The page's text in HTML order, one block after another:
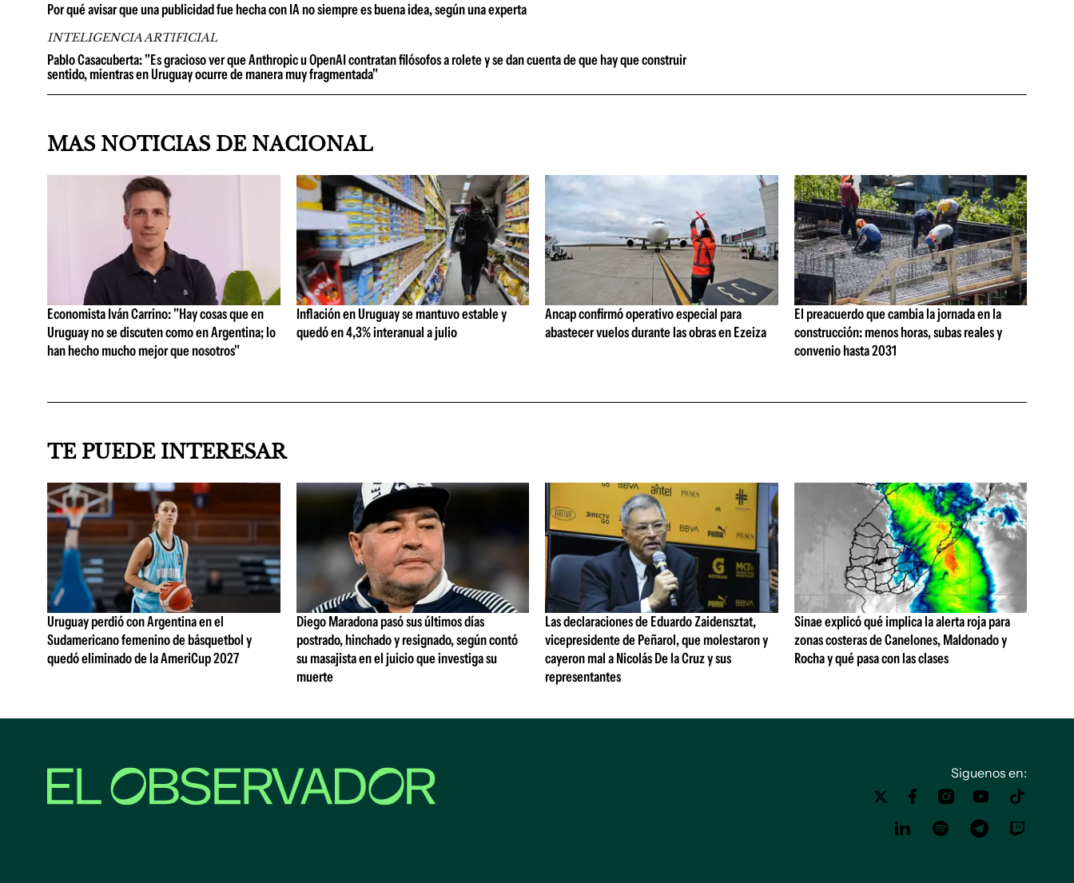
Por qué avisar que una publicidad fue hecha con IA no siempre es buena idea, según una experta
INTELIGENCIA ARTIFICIAL
Pablo Casacuberta: "Es gracioso ver que Anthropic u OpenAI contratan filósofos a rolete y se dan cuenta de que hay que construir
sentido, mientras en Uruguay ocurre de manera muy fragmentada"
MAS NOTICIAS DE NACIONAL
Economista Iván Carrino: "Hay cosas que en
Uruguay no se discuten como en Argentina; lo
han hecho mucho mejor que nosotros"
Inflación en Uruguay se mantuvo estable y
quedó en 4,3% interanual a julio
Ancap confirmó operativo especial para
abastecer vuelos durante las obras en Ezeiza
El preacuerdo que cambia la jornada en la
construcción: menos horas, subas reales y
convenio hasta 2031
TE PUEDE INTERESAR
Uruguay perdió con Argentina en el
Sudamericano femenino de básquetbol y
quedó eliminado de la AmeriCup 2027
Diego Maradona pasó sus últimos días
postrado, hinchado y resignado, según contó
su masajista en el juicio que investiga su
muerte
Las declaraciones de Eduardo Zaidensztat,
vicepresidente de Peñarol, que molestaron y
cayeron mal a Nicolás De la Cruz y sus
representantes
Sinae explicó qué implica la alerta roja para
zonas costeras de Canelones, Maldonado y
Rocha y qué pasa con las clases
Siguenos en: